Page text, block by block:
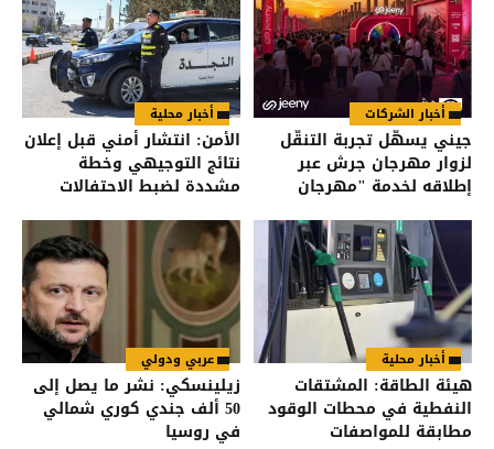
أخبار الشركات
جيني يسهّل تجربة التنقّل
لزوار مهرجان جرش عبر
إطلاقه لخدمة "مهرجان
أخبار محلية
الأمن: انتشار أمني قبل إعلان
نتائج التوجيهي وخطة
مشددة لضبط الاحتفالات
أخبار محلية
هيئة الطاقة: المشتقات
النفطية في محطات الوقود
مطابقة للمواصفات
عربي ودولي
زيلينسكي: نشر ما يصل إلى
50 ألف جندي كوري شمالي
في روسيا